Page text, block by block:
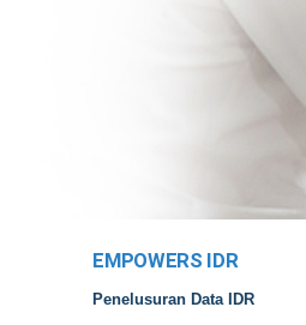
EMPOWERS IDR
Penelusuran Data IDR